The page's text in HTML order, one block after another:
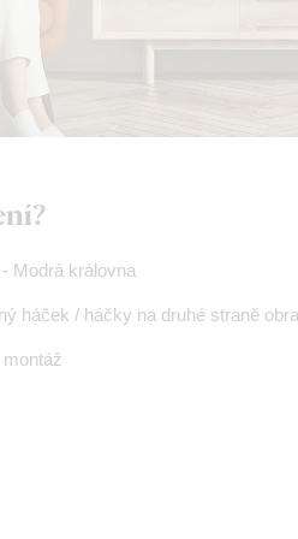
Modrá královna
háček / háčky na druhé straně